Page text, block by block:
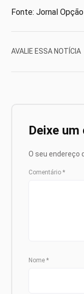
Fonte: Jornal Opção
AVALIE ESSA NOTÍCIA
Deixe
O seu endereço
Comentário *
Nome *